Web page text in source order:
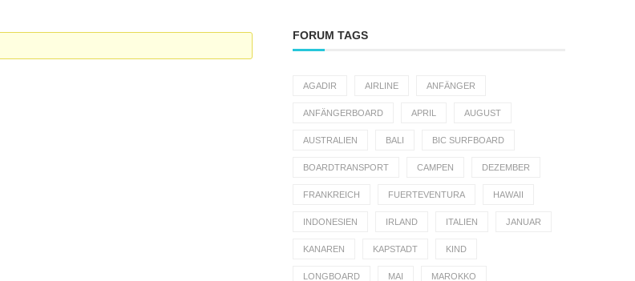
FORUM TAGS
AGADIR AIRLINE ANFÄNGER
ANFÄNGERBOARD APRIL AUGUST
AUSTRALIEN BALI BIC SURFBOARD
BOARDTRANSPORT CAMPEN DEZEMBER
FRANKREICH FUERTEVENTURA HAWAII
INDONESIEN IRLAND ITALIEN JANUAR
KANAREN KAPSTADT KIND
LONGBOARD MAI MAROKKO